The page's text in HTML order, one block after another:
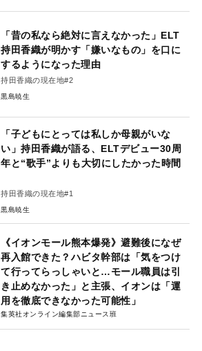
「昔の私なら絶対に言えなかった」ELT
持田香織が明かす「嫌いなもの」を口に
するようになった理由
持田香織の現在地#2
黒島暁生
「子どもにとっては私しか母親がいな
い」持田香織が語る、ELTデビュー30周
年と“歌手”よりも大切にしたかった時間
持田香織の現在地#1
黒島暁生
《イオンモール熊本爆発》避難後になぜ
再入館できた？ハビタ幹部は「気をつけ
て行ってらっしゃいと…モール職員は引
き止めなかった」と主張、イオンは「運
用を徹底できなかった可能性」
集英社オンライン編集部ニュース班